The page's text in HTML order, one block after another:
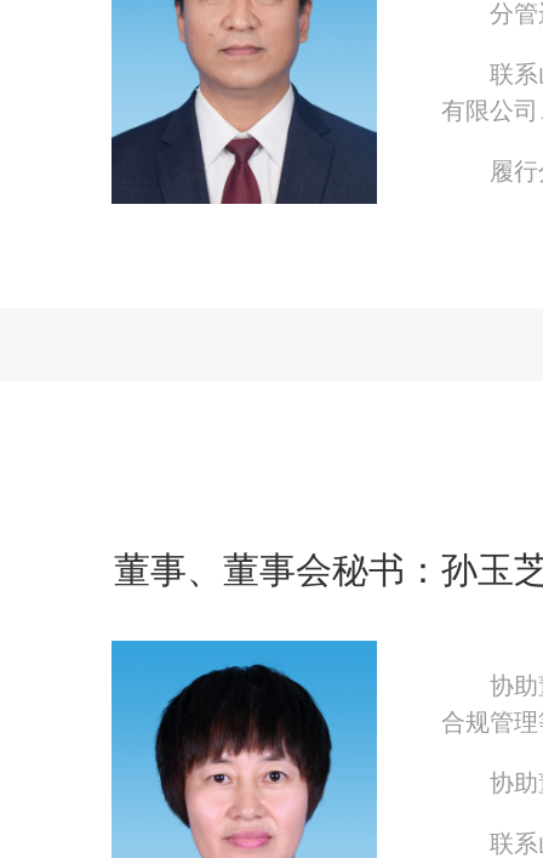
分
联
有限公
履
董事、董事会秘书：孙玉
协
合规管
协
联